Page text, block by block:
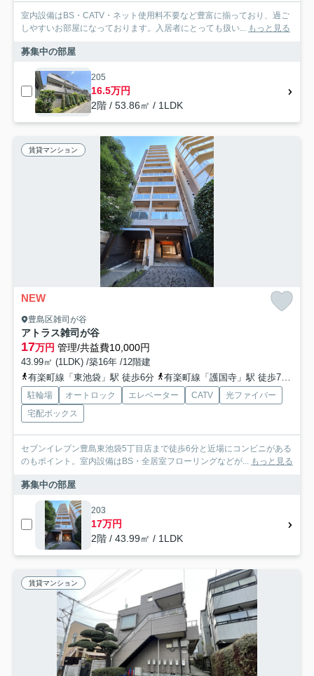
室内設備はBS・CATV・ネット使用料不要など豊富に揃っており、過ご
しやすいお部屋になっております。入居者にとっても扱い... もっと見る
募集中の部屋
205
16.5万円
2階 / 53.86㎡ / 1LDK
賃貸マンション
NEW
豊島区雑司が谷
アトラス雑司が谷
17万円 管理/共益費10,000円
43.99㎡ (1LDK) /築16年 /12階建
有楽町線「東池袋」駅 徒歩6分
有楽町線「護国寺」駅 徒歩7分
駐輪場 オートロック エレベーター CATV
光ファイバー
宅配ボックス
セブンイレブン豊島東池袋5丁目店まで徒歩6分と近場にコンビニがある
のもポイント。室内設備はBS・全居室フローリングなどが... もっと見る
募集中の部屋
203
17万円
2階 / 43.99㎡ / 1LDK
賃貸マンション